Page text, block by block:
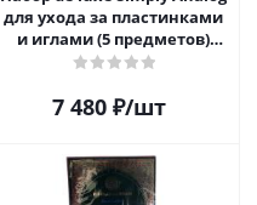
для ухода за пластинками
и иглами (5 предметов)
SAVC005
7 480₽/шт